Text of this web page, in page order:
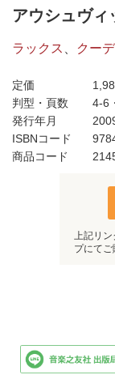
アウシュヴィ
ラックス クー
定価
判型・頁数
4-6
発行年月
ISBNコード
商品コード
上記リン
プにてご